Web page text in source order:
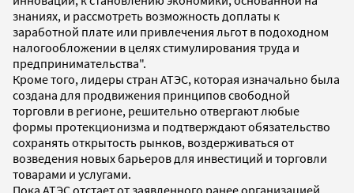
знаниях, и рассмотреть возможность доплаты к
заработной плате или привлечения льгот в подоходном
налогообложении в целях стимулирования труда и
предпринимательства".
Кроме того, лидеры стран АТЭС, которая изначально была
создана для продвижения принципов свободной
торговли в регионе, решительно отвергают любые
формы протекционизма и подтверждают обязательство
сохранять открытость рынков, воздерживаться от
возведения новых барьеров для инвестиций и торговли
товарами и услугами.
Пока АТЭС отстает от заявленного ранее организацией